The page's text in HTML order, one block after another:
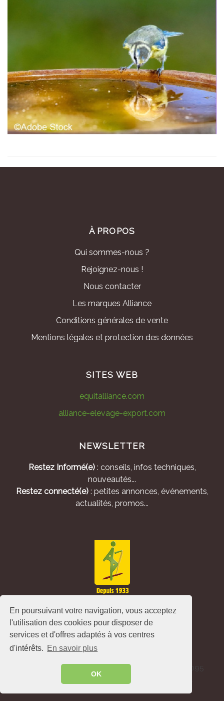
En poursuivant votre navigation, vous acceptez
l'utilisation des cookies pour disposer de
services et d'offres adaptés à vos centres
d'intérêts. En savoir plus
OK
À PROPOS
Qui sommes-nous ?
Rejoignez-nous !
Nous contacter
Les marques Alliance
Conditions générales de vente
Mentions légales et protection des données
SITES WEB
equitalliance.com
alliance-elevage-export.com
NEWSLETTER
Restez Informé(e): conseils, infos techniques,
nouveautés...
Restez connecté(e): petites annonces, événements,
actualités, promos...
Alliance Pastorale - Avenue de l'Europe - CS 80095
-86502 Montmorillon Cedex - France ©